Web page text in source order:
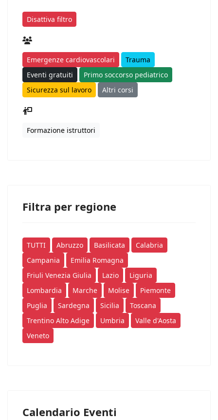
Disattiva filtro
Emergenze cardiovascolari
Trauma
Eventi gratuiti
Primo soccorso pediatrico
Sicurezza sul lavoro
Altri corsi
Formazione istruttori
Filtra per regione
TUTTI Abruzzo Basilicata
Calabria
Campania
Emilia Romagna
Friuli Venezia Giulia
Lazio
Liguria
Lombardia
Marche Molise
Piemonte
Puglia
Sardegna Sicilia
Toscana
Trentino Alto Adige
Umbria
Valle d'Aosta
Veneto
Calendario Eventi